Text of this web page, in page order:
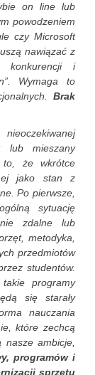
on line lub
powodzeniem
czy Microsoft
nawiązać z
konkurencji i
Wymaga to
Brak
lub mieszany
to, że wkrótce
jako stan z
Po pierwsze,
sytuację
zdalne lub
metodyka,
przedmiotów
studentów.
programy
się starały
nauczania
które zechcą
nasze ambicje,
programów i
sprzętu